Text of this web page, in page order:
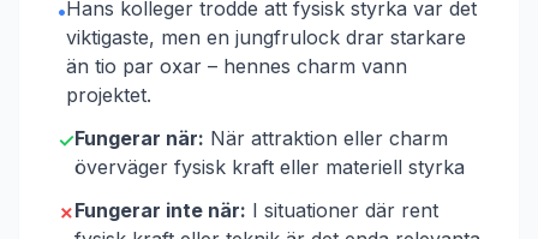
•Hans kolleger trodde att fysisk styrka var det
viktigaste, men en jungfrulock drar starkare
än tio par oxar – hennes charm vann
projektet.
✓Fungerar när: När attraktion eller charm
överväger fysisk kraft eller materiell styrka
✗Fungerar inte när: I situationer där rent